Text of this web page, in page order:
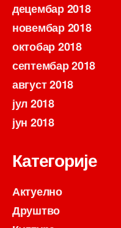
децембар 2018
новембар 2018
октобар 2018
септембар 2018
август 2018
јул 2018
јун 2018
Категорије
Актуелно
Друштво